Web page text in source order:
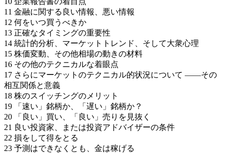
11 金融に関する良い情報、悪い情報
12 何をいつ買うべきか
13 正確なタイミングの重要性
14 統計的分析、マーケットトレンド、そして大衆心理
15 株価変動、その他相場の動きの材料
16 その他のテクニカルな着眼点
17 さらにマーケットのテクニカル的状況について ――その
相互関係と意義
18 株のスイッチングのメリット
19 「速い」銘柄か、「遅い」銘柄か？
20 「良い」買い、「良い」売りを見抜く
21 良い投資家、または投資アドバイザーの条件
22 損をして得をとる
23 予測はできなくとも、金は稼げる